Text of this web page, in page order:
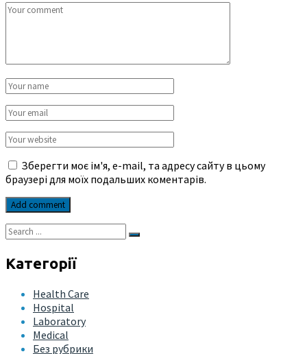
Зберегти моє ім'я, e-mail, та адресу сайту в цьому
браузері для моїх подальших коментарів.
Add comment
Категорії
Health Care
Hospital
Laboratory
Medical
Без рубрики